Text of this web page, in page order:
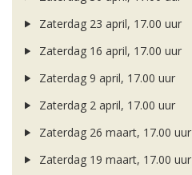
Zaterdag 23 april, 17.00 uur
Zaterdag 16 april, 17.00 uur
Zaterdag 9 april, 17.00 uur
Zaterdag 2 april, 17.00 uur
Zaterdag 26 maart, 17.00 uur
Zaterdag 19 maart, 17.00 uur